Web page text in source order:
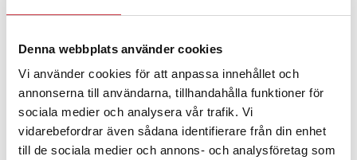
Denna webbplats använder cookies
Vi använder cookies för att anpassa innehållet och
annonserna till användarna, tillhandahålla funktioner för
sociala medier och analysera vår trafik. Vi
vidarebefordrar även sådana identifierare från din enhet
till de sociala medier och annons- och analysföretag som
Polisregionen erkänner fel: ”Kommer
att rättas till”